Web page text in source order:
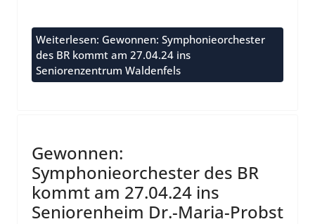
Weiterlesen: Gewonnen: Symphonieorchester
des BR kommt am 27.04.24 ins
Seniorenzentrum Waldenfels
Gewonnen:
Symphonieorchester des BR
kommt am 27.04.24 ins
Seniorenheim Dr.-Maria-Probst